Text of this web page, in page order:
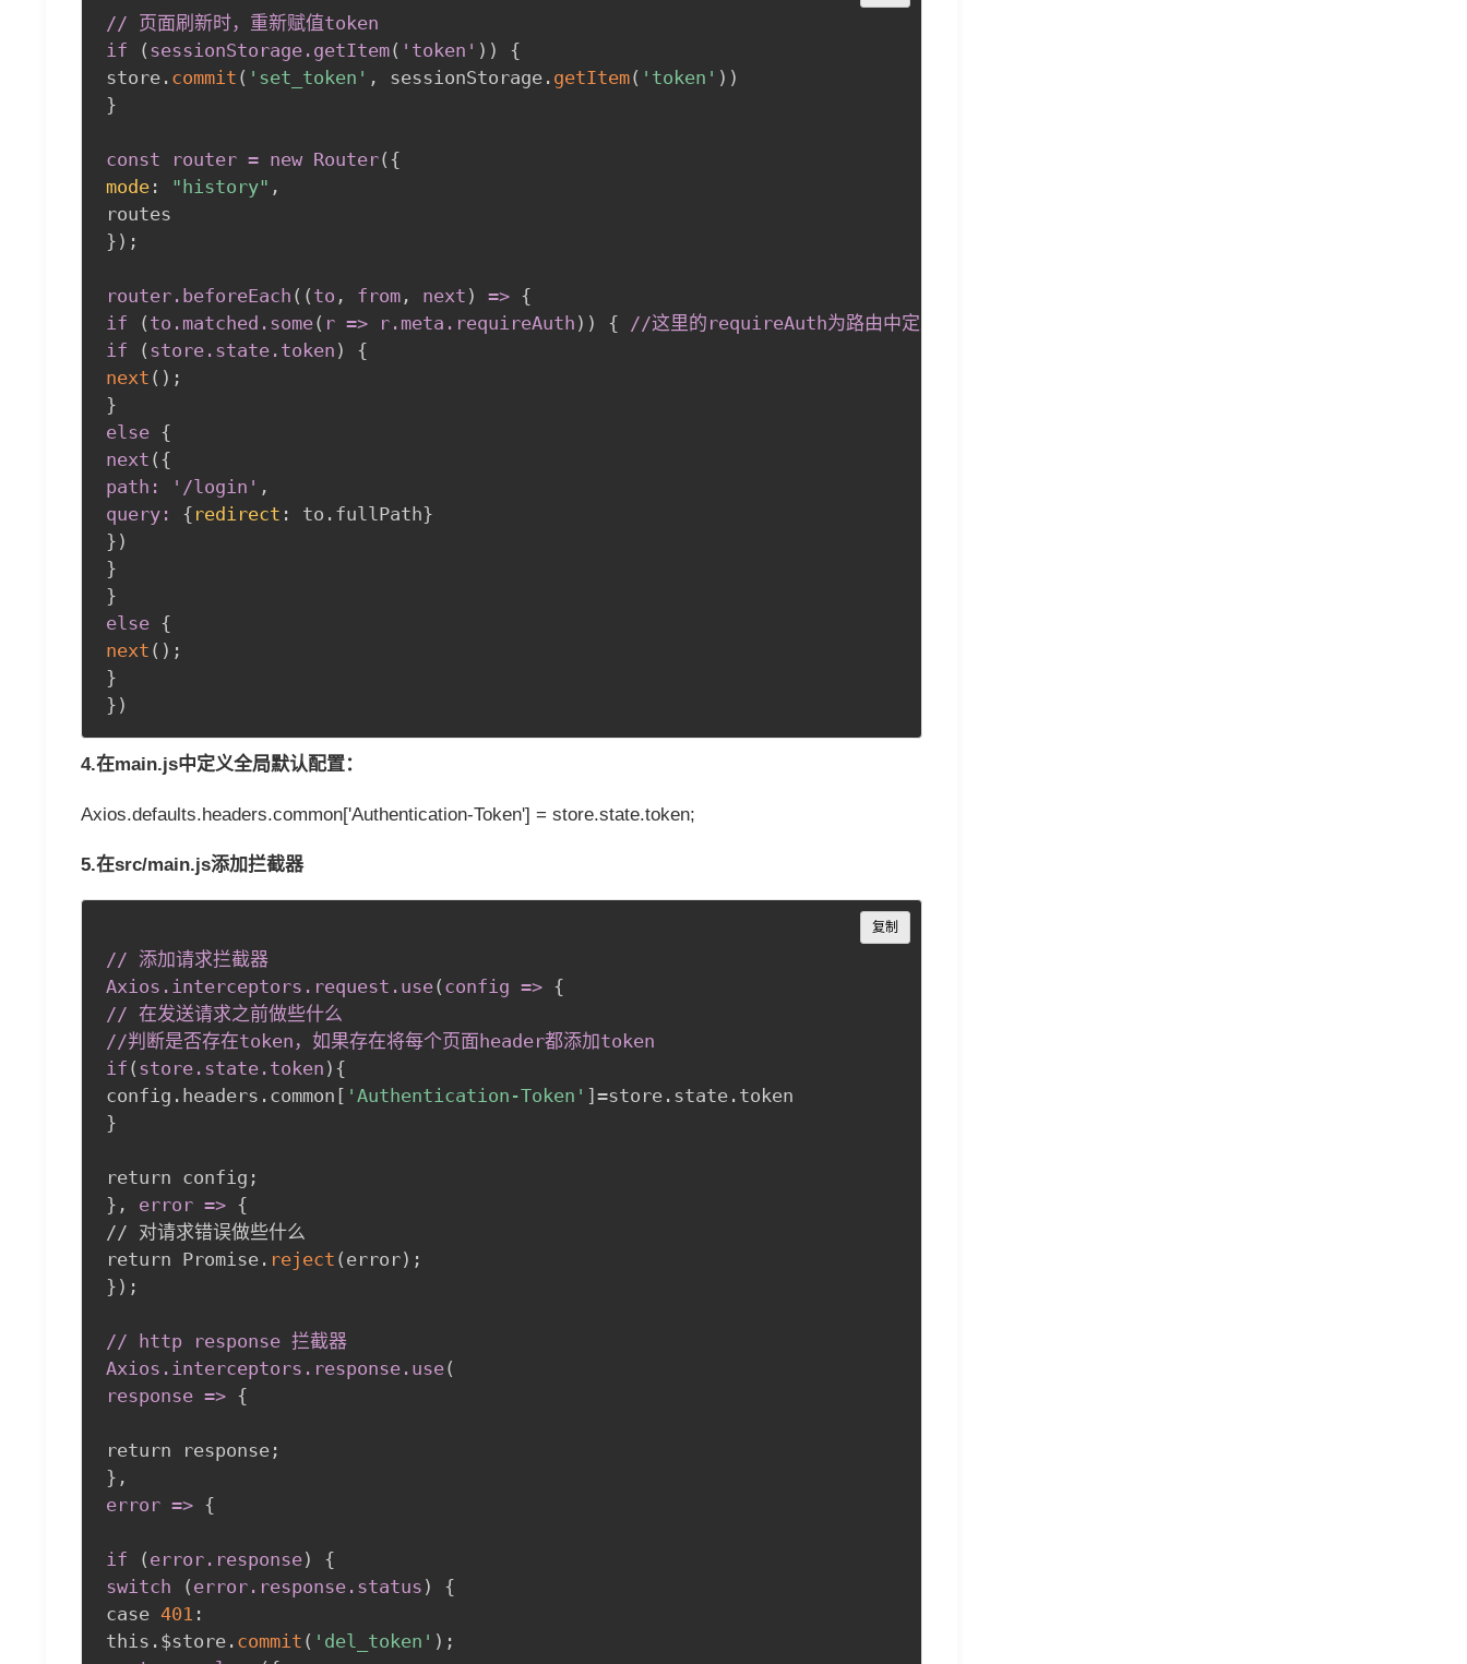
// 页面刷新时，重新赋值token
if
( sessionStorage .getItem( 'token' ) )
{
store. commit ( 'set_token' , sessionStorage. getItem( 'token' ) )
}
const router = new Router( {
mode : "history" ,
} ) ;
router .beforeEach ( ( to , from , next ) => {
if
( to .matched .some( r => r .meta .requireAuth ) ) { //这里的requireAuth为路由中定义的 meta:
if
( store .state .token )
{
next ( ) ;
}
else {
next ( {
path: '/login' ,
query:
{ redirect : to.fullPath}
} )
}
}
else {
next ( ) ;
}
} )
4.在main.js中定义全局默认配置：
Axios.defaults.headers.common['Authentication-Token'] = store.state.token;
5.在src/main.js添加拦截器
// 添加请求拦截器
Axios .interceptors .request .use( config => {
// 在发送请求之前做些什么
//判断是否存在token，如果存在将每个页面header都添加token
if ( store .state .token ) {
config.headers.common[ 'Authentication-Token'
}
return config ;
} , error => {
// 对请求错误做些什么
return Promise. reject ( error) ;
} ) ;
// http response 拦截器
Axios .interceptors .response .use(
response => {
return response ;
} ,
error => {
if ( error .response)
{
switch
( error .response .status )
{
case 401 :
this.$store. commit ( 'del_token' ) ;
复制
Copy